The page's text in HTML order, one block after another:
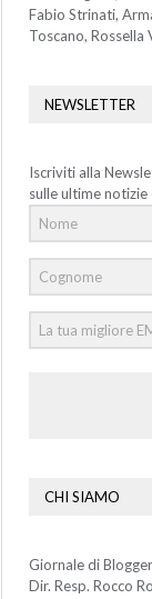
Fabio Strinati,
Toscano, Rossella
NEWSLETTER
Iscriviti alla
sulle ultime
CHI SIAMO
Giornale di
Dir. Resp. Rocco